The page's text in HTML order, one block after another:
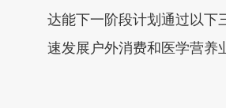
达能下一阶段计划通过以下
速发展户外消费和医学营养